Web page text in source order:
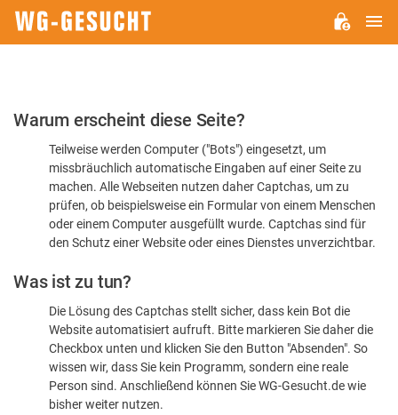
Bitte
dass
sind
Warum erscheint diese Seite?
Teilweise werden Computer ("Bots") eingesetzt, um
missbräuchlich automatische Eingaben auf einer Seite zu
machen. Alle Webseiten nutzen daher Captchas, um zu
prüfen, ob beispielsweise ein Formular von einem Menschen
oder einem Computer ausgefüllt wurde. Captchas sind für
den Schutz einer Website oder eines Dienstes unverzichtbar.
Was ist zu tun?
Die Lösung des Captchas stellt sicher, dass kein Bot die
Website automatisiert aufruft. Bitte markieren Sie daher die
Checkbox unten und klicken Sie den Button "Absenden". So
wissen wir, dass Sie kein Programm, sondern eine reale
Person sind. Anschließend können Sie WG-Gesucht.de wie
bisher weiter nutzen.